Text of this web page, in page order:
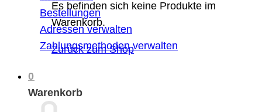
Es befinden sich keine Produkte im
Warenkorb.
Zurück zum Shop
0
Warenkorb
Bestellungen
Adressen verwalten
Zahlungsmethoden verwalten